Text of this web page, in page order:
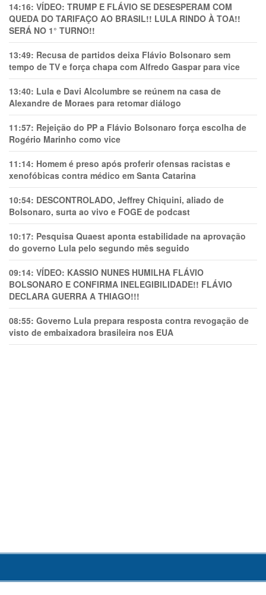
14:16: VÍDEO: TRUMP E FLÁVIO SE DESESPERAM COM
QUEDA DO TARIFAÇO AO BRASIL!! LULA RINDO À TOA!!
SERÁ NO 1° TURNO!!
13:49: Recusa de partidos deixa Flávio Bolsonaro sem
tempo de TV e força chapa com Alfredo Gaspar para vice
13:40: Lula e Davi Alcolumbre se reúnem na casa de
Alexandre de Moraes para retomar diálogo
11:57: Rejeição do PP a Flávio Bolsonaro força escolha de
Rogério Marinho como vice
11:14: Homem é preso após proferir ofensas racistas e
xenofóbicas contra médico em Santa Catarina
10:54: DESCONTROLADO, Jeffrey Chiquini, aliado de
Bolsonaro, surta ao vivo e FOGE de podcast
10:17: Pesquisa Quaest aponta estabilidade na aprovação
do governo Lula pelo segundo mês seguido
09:14: VÍDEO: KASSIO NUNES HUMlLHA FLÁVIO
BOLSONARO E CONFIRMA INELEGIBILIDADE!! FLÁVIO
DECLARA GUERRA A THIAGO!!!
08:55: Governo Lula prepara resposta contra revogação de
visto de embaixadora brasileira nos EUA